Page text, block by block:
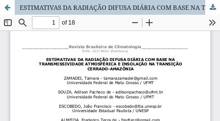
ESTIMATIVAS DA RADIAÇÃO DIFUSA DIÁRIA COM BASE NA TRANSMISSIVIDADE ATMOSFÉRICA E INSOLAÇÃO NA TRANSIÇÃO CERRADO-AMAZÔNIA